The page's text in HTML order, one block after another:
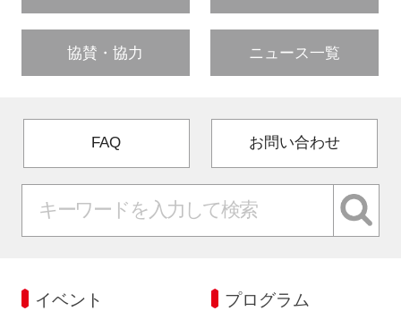
協賛・協力 ニュース一覧
FAQ お問い合わせ
イベント プログラム